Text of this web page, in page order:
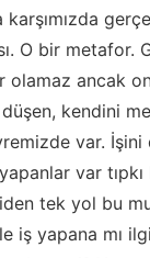
karşımızda
O bir metafor.
ancak
kendini
var. İşini
var
tek yol bu
iş yapana mı